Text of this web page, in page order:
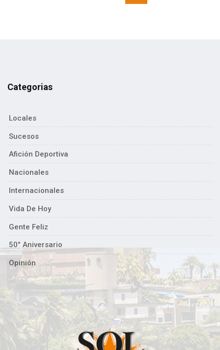
Categorias
Locales
Sucesos
Afición Deportiva
Nacionales
Internacionales
Vida De Hoy
Gente Feliz
50° Aniversario
Opinión